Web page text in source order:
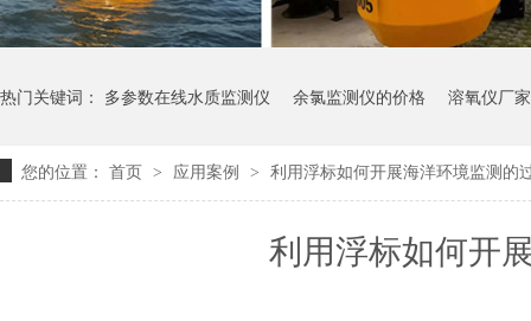
热门关键词： 多参数在线水质监测仪 余氯监测仪的价格 溶氧仪厂家
您的位置： 首页 > 应用案例 > 利用浮标如何开展海洋环境监测的
利用浮标如何开